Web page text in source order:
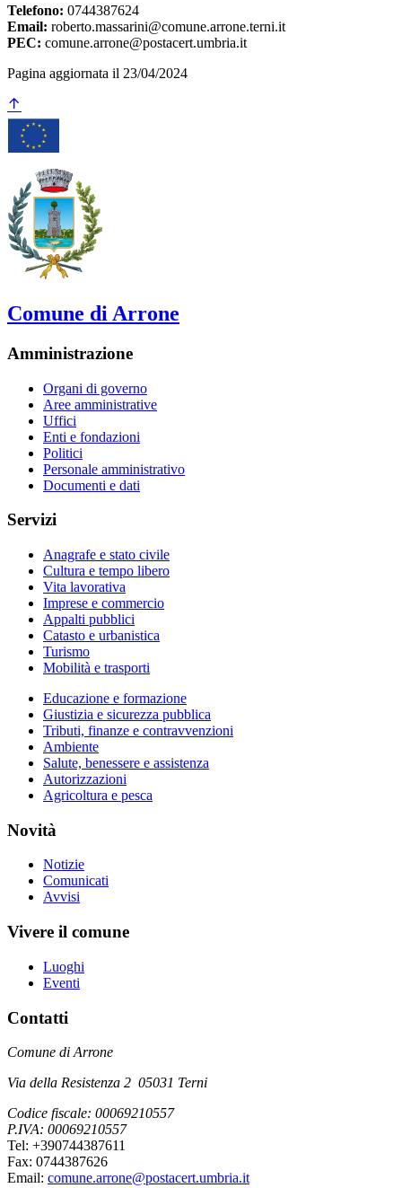
Telefono: 0744387624
Email: roberto.massarini@comune.arrone.terni.it
PEC: comune.arrone@postacert.umbria.it
Pagina aggiornata il 23/04/2024
Comune di Arrone
Amministrazione
Organi di governo
Aree amministrative
Uffici
Enti e fondazioni
Politici
Personale amministrativo
Documenti e dati
Servizi
Anagrafe e stato civile
Cultura e tempo libero
Vita lavorativa
Imprese e commercio
Appalti pubblici
Catasto e urbanistica
Turismo
Mobilità e trasporti
Educazione e formazione
Giustizia e sicurezza pubblica
Tributi, finanze e contravvenzioni
Ambiente
Salute, benessere e assistenza
Autorizzazioni
Agricoltura e pesca
Novità
Notizie
Comunicati
Avvisi
Vivere il comune
Luoghi
Eventi
Contatti
Comune di Arrone
Via della Resistenza 2 05031 Terni
Codice fiscale: 00069210557
P.IVA: 00069210557
Tel: +390744387611
Fax: 0744387626
Email: comune.arrone@postacert.umbria.it